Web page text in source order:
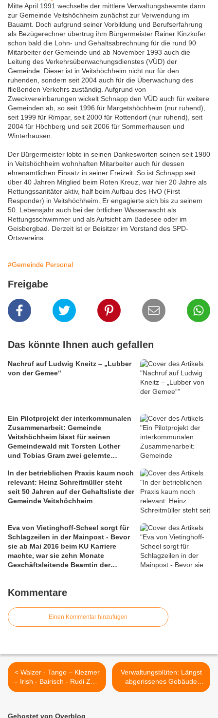
Mitte April 1991 wechselte der mittlere Verwaltungsbeamte dann
zur Gemeinde Veitshöchheim zunächst zur Verwendung im
Bauamt. Doch aufgrund seiner Vorbildung und Berufserfahrung
als Bezügerechner übertrug ihm Bürgermeister Rainer Kinzkofer
schon bald die Lohn- und Gehaltsabrechnung für die rund 90
Mitarbeiter der Gemeinde und ab November 1993 auch die
Leitung des Verkehrsüberwachungsdienstes (VÜD) der
Gemeinde. Dieser ist in Veitshöchheim nicht nur für den
ruhenden, sondern seit 2004 auch für die Überwachung des
fließenden Verkehrs zuständig. Aufgrund von
Zweckvereinbarungen wickelt Schnapp den VÜD auch für weitere
Gemeinden ab, so seit 1996 für Margetshöchheim (nur ruhend),
seit 1999 für Rimpar, seit 2000 für Rottendorf (nur ruhend), seit
2004 für Höchberg und seit 2006 für Sommerhausen und
Winterhausen.
Der Bürgermeister lobte in seinen Dankesworten seinen seit 1980
in Veitshöchheim wohnhaften Mitarbeiter auch für dessen
ehrenamtlichen Einsatz in seiner Freizeit. So ist Schnapp seit
über 40 Jahren Mitglied beim Roten Kreuz, war hier 20 Jahre als
Rettungssanitäter aktiv, half beim Aufbau des HvO (First
Responder) in Veitshöchheim. Er engagierte sich bis zu seinem
50. Lebensjahr auch bei der örtlichen Wasserwacht als
Rettungsschwimmer und als Aufsicht am Badesee oder im
Geisbergbad. Derzeit ist er Beisitzer im Vorstand des SPD-
Ortsvereins.
#Gemeinde Personal
Freigabe
Das könnte Ihnen auch gefallen
Nachruf auf Ludwig Kneitz – „Lubber
von der Gemee“
Ein Pilotprojekt der interkommunalen
Zusammenarbeit: Gemeinde
Veitshöchheim lässt für seinen
Gemeindewald mit Torsten Lother
und Tobias Gram zwei gelernte
Forstwirten durch den Zellinger
Gemeindeförster ausbilden
In der betrieblichen Praxis kaum noch
relevant: Heinz Schreitmüller steht
seit 50 Jahren auf der Gehaltsliste der
Gemeinde Veitshöchheim
Eva von Vietinghoff-Scheel sorgt für
Schlagzeilen in der Mainpost - Bevor
sie ab Mai 2016 beim KU Karriere
machte, war sie zehn Monate
Geschäftsleitende Beamtin der
Kommentare
Einen Kommentar hinzufügen
< Walzer - Tango – Klezmer
– Irish - Bairisch - Rudi Zapf
begeisterte beim
Verwaltungsblüten: Längst
abgerissenes Gebäude
wurde unter Denkmalschutz
Gehostet von Overblog